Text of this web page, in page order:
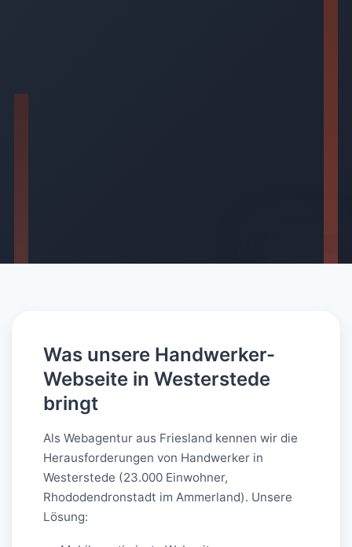
Was unsere Handwerker-
Webseite in Westerstede
bringt
Als Webagentur aus Friesland kennen wir die
Herausforderungen von Handwerker in
Westerstede (23.000 Einwohner,
Rhododendronstadt im Ammerland). Unsere
Lösung: